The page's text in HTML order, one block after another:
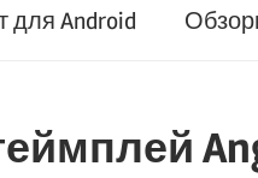
для Android